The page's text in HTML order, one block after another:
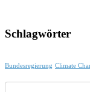
Schlagwörter
Bundesregierung Climate